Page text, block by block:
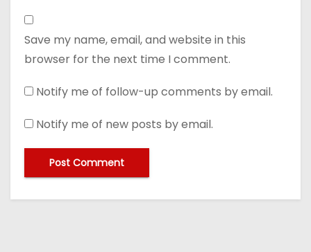
Save my name, email, and website in this
browser for the next time I comment.
Notify me of follow-up comments by email.
Notify me of new posts by email.